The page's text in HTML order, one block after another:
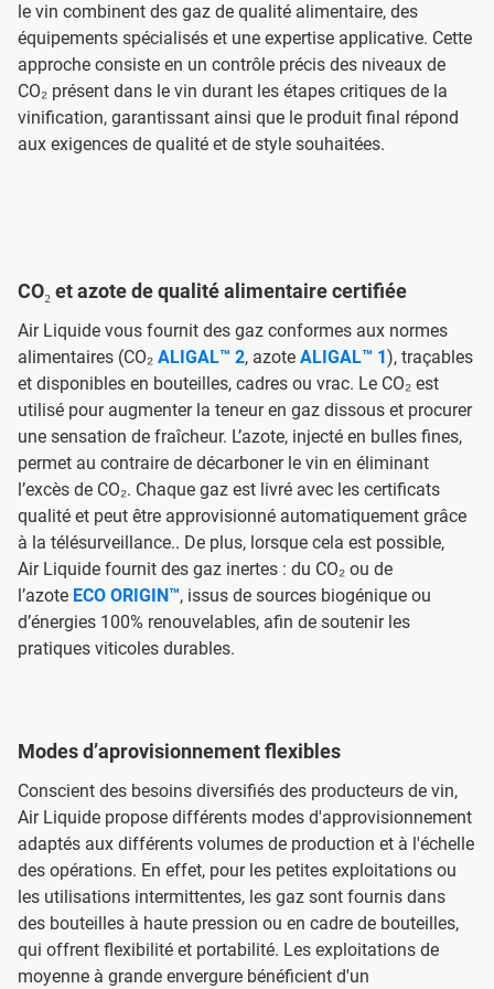
le vin combinent des gaz de qualité alimentaire, des
équipements spécialisés et une expertise applicative. Cette
approche consiste en un contrôle précis des niveaux de
CO₂ présent dans le vin durant les étapes critiques de la
vinification, garantissant ainsi que le produit final répond
aux exigences de qualité et de style souhaitées.
CO₂ et azote de qualité alimentaire certifiée
Air Liquide vous fournit des gaz conformes aux normes
alimentaires (CO₂ ALIGAL™ 2, azote ALIGAL™ 1), traçables
et disponibles en bouteilles, cadres ou vrac. Le CO₂ est
utilisé pour augmenter la teneur en gaz dissous et procurer
une sensation de fraîcheur. L’azote, injecté en bulles fines,
permet au contraire de décarboner le vin en éliminant
l’excès de CO₂. Chaque gaz est livré avec les certificats
qualité et peut être approvisionné automatiquement grâce
à la télésurveillance.. De plus, lorsque cela est possible,
Air Liquide fournit des gaz inertes : du CO₂ ou de
l’azote ECO ORIGIN™, issus de sources biogénique ou
d’énergies 100% renouvelables, afin de soutenir les
pratiques viticoles durables.
Modes d’aprovisionnement flexibles
Conscient des besoins diversifiés des producteurs de vin,
Air Liquide propose différents modes d'approvisionnement
adaptés aux différents volumes de production et à l'échelle
des opérations. En effet, pour les petites exploitations ou
les utilisations intermittentes, les gaz sont fournis dans
des bouteilles à haute pression ou en cadre de bouteilles,
qui offrent flexibilité et portabilité. Les exploitations de
moyenne à grande envergure bénéficient d'un